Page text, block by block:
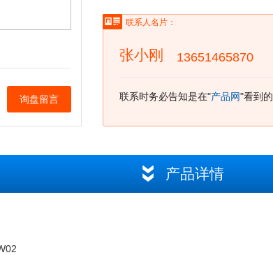
询盘留言
联系人名片：
张小刚 13651465870
联系时务必告知是在"产品网"看到的
产品详情